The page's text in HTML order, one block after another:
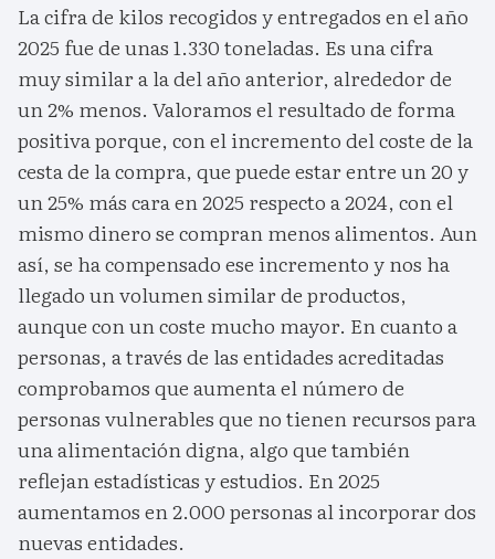
La cifra de kilos recogidos y entregados en el año
2025 fue de unas 1.330 toneladas. Es una cifra
muy similar a la del año anterior, alrededor de
un 2% menos. Valoramos el resultado de forma
positiva porque, con el incremento del coste de la
cesta de la compra, que puede estar entre un 20 y
un 25% más cara en 2025 respecto a 2024, con el
mismo dinero se compran menos alimentos. Aun
así, se ha compensado ese incremento y nos ha
llegado un volumen similar de productos,
aunque con un coste mucho mayor. En cuanto a
personas, a través de las entidades acreditadas
comprobamos que aumenta el número de
personas vulnerables que no tienen recursos para
una alimentación digna, algo que también
reflejan estadísticas y estudios. En 2025
aumentamos en 2.000 personas al incorporar dos
nuevas entidades.